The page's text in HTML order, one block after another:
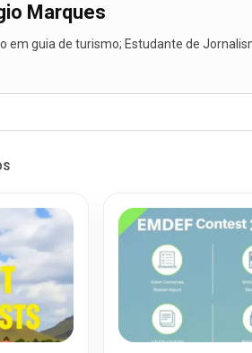
Marques
em guia de turismo; Estudante de